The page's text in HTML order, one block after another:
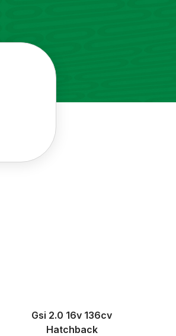
Gsi 2.0 16v 136cv
Hatchback